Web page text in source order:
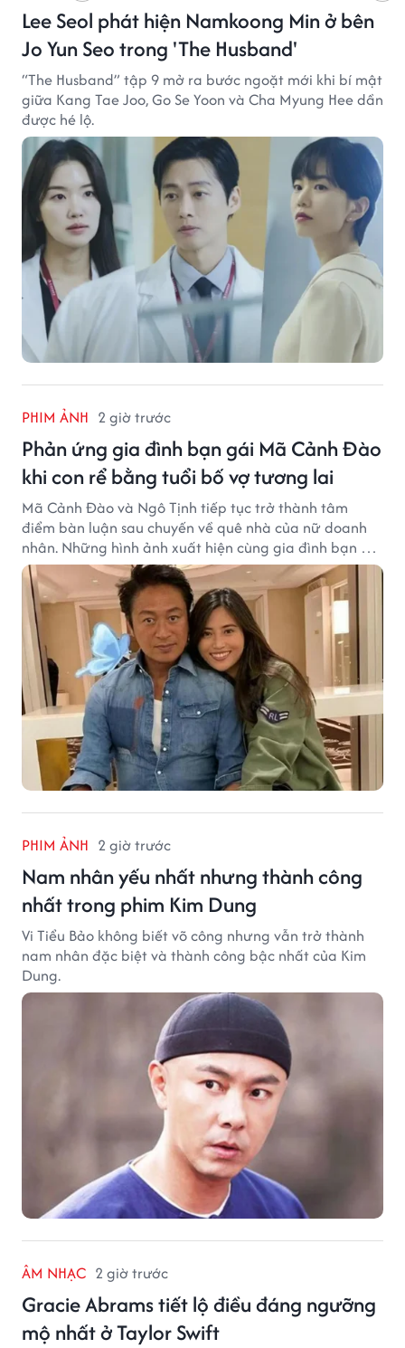
Lee Seol phát hiện Namkoong Min ở bên
Jo Yun Seo trong 'The Husband'
“The Husband” tập 9 mở ra bước ngoặt mới khi bí mật
giữa Kang Tae Joo, Go Se Yoon và Cha Myung Hee dần
được hé lộ.
PHIM ẢNH 2 giờ trước
Phản ứng gia đình bạn gái Mã Cảnh Đào
khi con rể bằng tuổi bố vợ tương lai
Mã Cảnh Đào và Ngô Tịnh tiếp tục trở thành tâm
điểm bàn luận sau chuyến về quê nhà của nữ doanh
nhân. Những hình ảnh xuất hiện cùng gia đình bạn gái
Mã Cảnh Đào đang thu hút sự quan tâm trên mạng
xã hội.
PHIM ẢNH 2 giờ trước
Nam nhân yếu nhất nhưng thành công
nhất trong phim Kim Dung
Vi Tiểu Bảo không biết võ công nhưng vẫn trở thành
nam nhân đặc biệt và thành công bậc nhất của Kim
Dung.
ÂM NHẠC 2 giờ trước
Gracie Abrams tiết lộ điều đáng ngưỡng
mộ nhất ở Taylor Swift